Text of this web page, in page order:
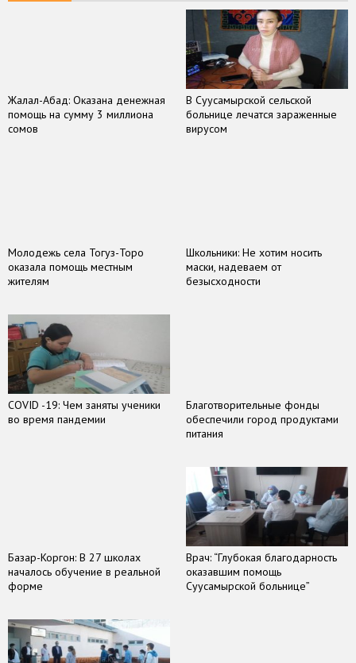
Жалал-Абад: Оказана денежная
помощь на сумму 3 миллиона
сомов
В Суусамырской сельской
больнице лечатся зараженные
вирусом
Молодежь села Тогуз-Торо
оказала помощь местным
жителям
Школьники: Не хотим носить
маски, надеваем от
безысходности
COVID -19: Чем заняты ученики
во время пандемии
Благотворительные фонды
обеспечили город продуктами
питания
Базар-Коргон: В 27 школах
началось обучение в реальной
форме
Врач: “Глубокая благодарность
оказавшим помощь
Суусамырской больнице”